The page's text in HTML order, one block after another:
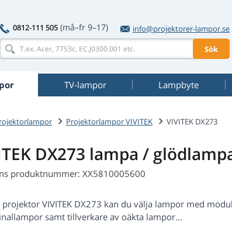
0812-111 505 (må–fr 9–17)
info@projektorer-lampor.se
Sök
TV-lampor Lampbyte
Projektorlampor VIVITEK VIVITEK DX273
DX273 lampa /
produktnummer: XX5810005600
projektor VIVITEK DX273 kan du välja lampor med
samt tillverkare av oäkta lampor...